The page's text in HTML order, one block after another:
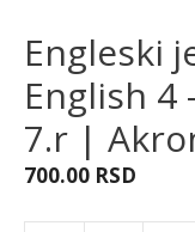
Engleski
English 4
7.r |
700.00 RSD